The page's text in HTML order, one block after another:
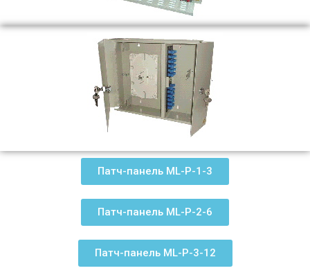
Патч-панель ML-P-1-3
Патч-панель ML-P-2-6
Патч-панель ML-P-3-12